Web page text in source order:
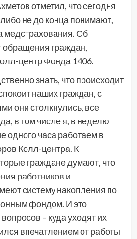
отметил, что сегодня
не до конца понимают,
медстрахования. Об
обращения граждан,
центр Фонда 1406.
знать, что происходит
наших граждан, с
они столкнулись, все
в том числе я, в неделю
одного часа работаем в
Колл-центра. К
граждане думают, что
работников и
систему накопления по
фондом. И это
– куда уходят их
впечатлением от работы